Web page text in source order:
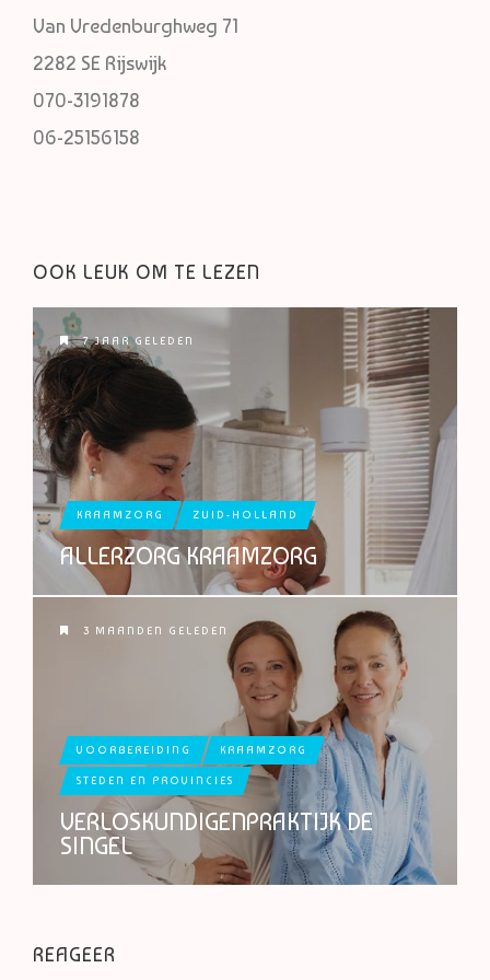
Van Vredenburghweg 71
2282 SE Rijswijk
070-3191878
06-25156158
OOK LEUK OM TE LEZEN
7 JAAR GELEDEN
KRAAMZORG ZUID-HOLLAND
ALLERZORG KRAAMZORG
3 MAANDEN GELEDEN
VOORBEREIDING KRAAMZORG
STEDEN EN PROVINCIES
VERLOSKUNDIGENPRAKTIJK DE
SINGEL
REAGEER